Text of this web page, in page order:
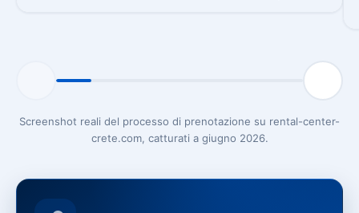
Screenshot reali del processo di prenotazione su rental-center-
crete.com, catturati a giugno 2026.